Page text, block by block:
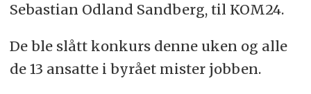
Sebastian Odland Sandberg, til KOM24.
De ble slått konkurs denne uken og alle
de 13 ansatte i byrået mister jobben.